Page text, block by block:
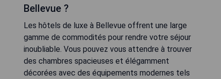
Bellevue ?
Les hôtels de luxe à Bellevue offrent une large
gamme de commodités pour rendre votre séjour
inoubliable. Vous pouvez vous attendre à trouver
des chambres spacieuses et élégamment
décorées avec des équipements modernes tels